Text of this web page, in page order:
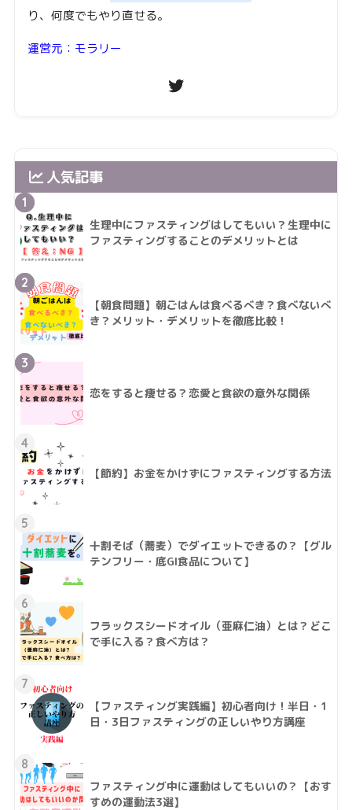
り、何度でもやり直せる。
運営元：モラリー
人気記事
1
生理中にファスティングはしてもいい？生理中に
ファスティングすることのデメリットとは
2
【朝食問題】朝ごはんは食べるべき？食べないべ
き？メリット・デメリットを徹底比較！
3
恋をすると痩せる？恋愛と食欲の意外な関係
4
【節約】お金をかけずにファスティングする方法
5
十割そば（蕎麦）でダイエットできるの？【グル
テンフリー・底GI食品について】
6
フラックスシードオイル（亜麻仁油）とは？どこ
で手に入る？食べ方は？
7
【ファスティング実践編】初心者向け！半日・1
日・3日ファスティングの正しいやり方講座
8
ファスティング中に運動はしてもいいの？【おす
すめの運動法3選】